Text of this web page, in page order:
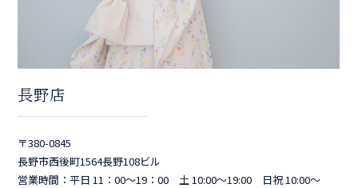
長野店
〒380-0845
長野市西後町1564長野108ビル
営業時間：平日 11：00～19：00 土 10:00～19:00 日祝 10:00～